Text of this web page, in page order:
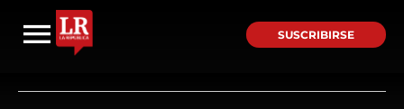
SUSCRIBIRSE